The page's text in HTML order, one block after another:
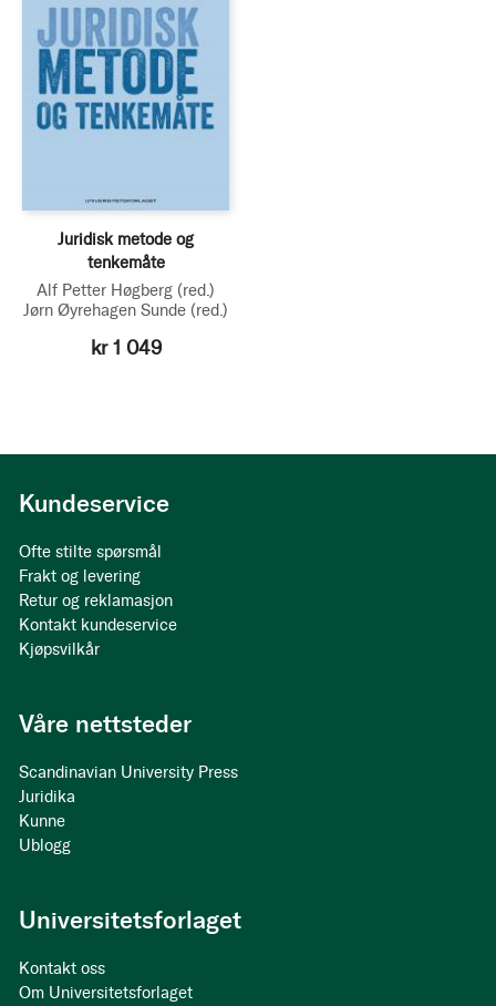
Juridisk metode og
tenkemåte
Alf Petter Høgberg (red.)
Jørn Øyrehagen Sunde (red.)
kr 1 049
Kundeservice
Ofte stilte spørsmål
Frakt og levering
Retur og reklamasjon
Kontakt kundeservice
Kjøpsvilkår
Våre nettsteder
Scandinavian University Press
Juridika
Kunne
Ublogg
Universitetsforlaget
Kontakt oss
Om Universitetsforlaget